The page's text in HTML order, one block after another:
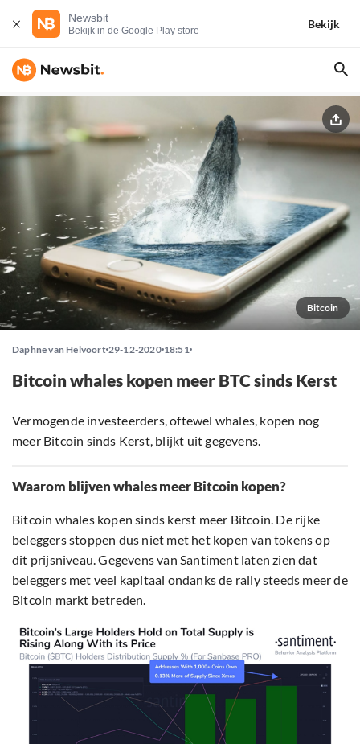
Newsbit
Bekijk in de Google Play store
Bekijk
Bitcoin
Daphne van Helvoort 29-12-2020 18:51
Bitcoin whales kopen meer BTC sinds Kerst
Vermogende investeerders, oftewel whales, kopen nog
meer Bitcoin sinds Kerst, blijkt uit gegevens.
Waarom blijven whales meer Bitcoin kopen?
Bitcoin whales kopen sinds kerst meer Bitcoin. De rijke
beleggers stoppen dus niet met het kopen van tokens op
dit prijsniveau. Gegevens van Santiment laten zien dat
beleggers met veel kapitaal ondanks de rally steeds meer de
Bitcoin markt betreden.